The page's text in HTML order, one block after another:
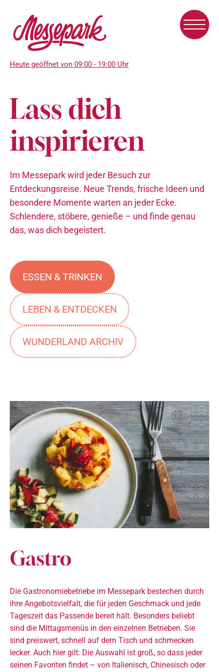
zum
Inhalt
Heute geöffnet von 09:00 - 19:00 Uhr
Lass dich
inspirieren
Im Messepark wird jeder Besuch zur
Entdeckungsreise. Neue Trends, frische Ideen und
besondere Momente warten an jeder Ecke.
Schlendere, stöbere, genieße – und finde genau
das, was dich begeistert.
ESSEN & TRINKEN
LEBEN & ENTDECKEN
WUNDERLAND ARCHIV
Gastro
Die Gastronomiebetriebe im Messepark bestechen durch
ihre Angebotsvielfalt, die für jeden Geschmack und jede
Tageszeit das Passende bereit hält. Besonders beliebt
sind die Mittagsmenüs in den einzelnen Betrieben. Sie
sind preiswert, schnell auf dem Tisch und schmecken
lecker. Auch hier gilt: Die Auswahl ist groß, so dass jeder
seinen Favoriten findet – von Italienisch, Chinesisch oder